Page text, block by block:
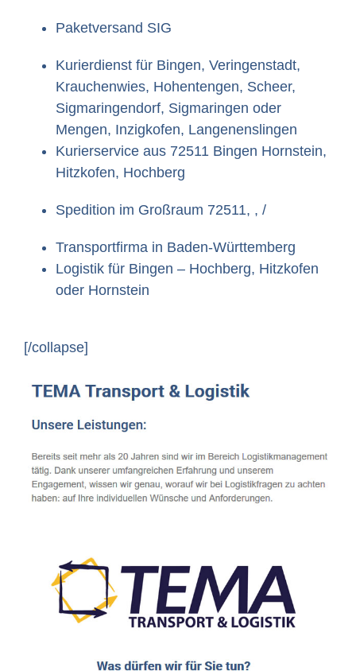
Paketversand SIG
Kurierdienst für Bingen, Veringenstadt,
Krauchenwies, Hohentengen, Scheer,
Sigmaringendorf, Sigmaringen oder
Mengen, Inzigkofen, Langenenslingen
Kurierservice aus 72511 Bingen Hornstein,
Hitzkofen, Hochberg
Spedition im Großraum 72511, , /
Transportfirma in Baden-Württemberg
Logistik für Bingen – Hochberg, Hitzkofen
oder Hornstein
[/collapse]